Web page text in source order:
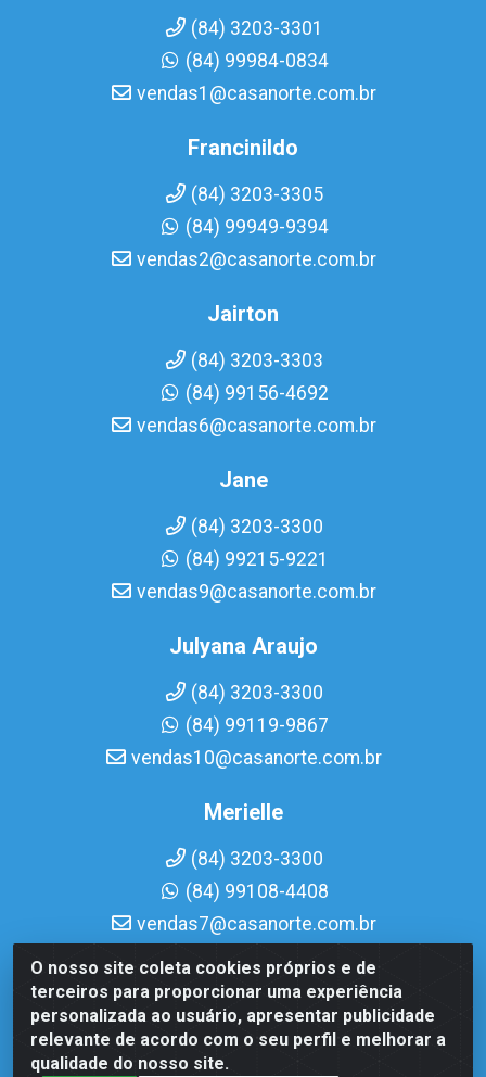
O nosso site coleta cookies próprios e de
terceiros para proporcionar uma experiência
personalizada ao usuário, apresentar publicidade
relevante de acordo com o seu perfil e melhorar a
qualidade do nosso site.
(84) 3203-3301
(84) 99984-0834
vendas1@casanorte.com.br
Francinildo
(84) 3203-3305
(84) 99949-9394
vendas2@casanorte.com.br
Jairton
(84) 3203-3303
(84) 99156-4692
vendas6@casanorte.com.br
Jane
(84) 3203-3300
(84) 99215-9221
vendas9@casanorte.com.br
Julyana Araujo
(84) 3203-3300
(84) 99119-9867
vendas10@casanorte.com.br
Merielle
(84) 3203-3300
(84) 99108-4408
vendas7@casanorte.com.br
Casa Norte LTDA - Av. Interventor Mário Câmara, 1815 -
Dix-Sept Rosado, Natal/RN - CEP 59054-600 - CNPJ
08.713.513/0001-51